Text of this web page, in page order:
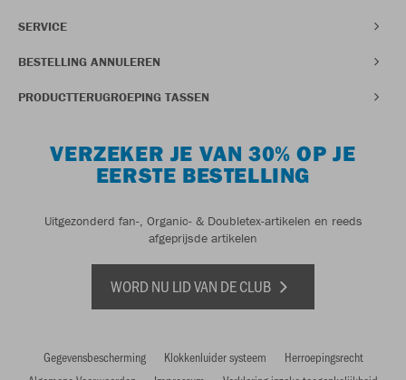
SERVICE
BESTELLING ANNULEREN
PRODUCTTERUGROEPING TASSEN
VERZEKER JE VAN 30% OP JE
EERSTE BESTELLING
Uitgezonderd fan-, Organic- & Doubletex-artikelen en reeds
afgeprijsde artikelen
WORD NU LID VAN DE CLUB
Gegevensbescherming Klokkenluider systeem
Herroepingsrecht